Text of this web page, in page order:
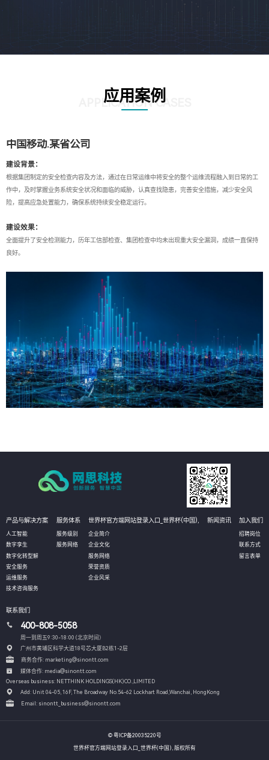
应用案例
APPLICATION CASES
中国移动.某省公司
建设背景：
根据集团制定的安全检查内容及方法，通过在日常运维中将安全的整个运维流程融入到日常的工
作中，及时掌握业务系统安全状况和面临的威胁，认真查找隐患，完善安全措施，减少安全风
险，提高应急处置能力，确保系统持续安全稳定运行。
建设效果：
全面提升了安全检测能力，历年工信部检查、集团检查中均未出现重大安全漏洞，成绩一直保持
良好。
产品与解决方案
人工智能
数字孪生
数字化转型解
安全服务
运维服务
技术咨询服务
服务体系
服务级别
服务网络
世界杯官方端网站登录入口_世界杯(中国),
企业简介
企业文化
服务网络
荣誉资质
企业风采
新闻资讯 加入我们
招聘岗位
联系方式
留言表单
联系我们
400-808-5058
周一到周五9:30-18:00 (北京时间）
广州市黄埔区科学大道18号芯大厦B2栋1-2层
商务合作: marketing@sinontt.com
媒体合作: media@sinontt.com
Overseas business: NETTHINK HOLDINGS(HK)CO.,LIMITED
Add: Unit 04-05, 16F, The Broadway No.54-62 Lockhart Road, Wanchai, HongKong
Email: sinontt_business@sinontt.com
© 粤ICP备20035220号
世界杯官方端网站登录入口_世界杯(中国), 版权所有